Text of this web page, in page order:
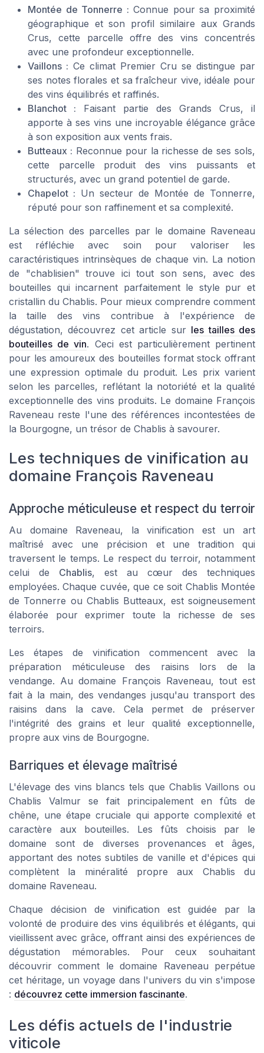
Montée de Tonnerre : Connue pour sa proximité
géographique et son profil similaire aux Grands
Crus, cette parcelle offre des vins concentrés
avec une profondeur exceptionnelle.
Vaillons : Ce climat Premier Cru se distingue par
ses notes florales et sa fraîcheur vive, idéale pour
des vins équilibrés et raffinés.
Blanchot : Faisant partie des Grands Crus, il
apporte à ses vins une incroyable élégance grâce
à son exposition aux vents frais.
Butteaux : Reconnue pour la richesse de ses sols,
cette parcelle produit des vins puissants et
structurés, avec un grand potentiel de garde.
Chapelot : Un secteur de Montée de Tonnerre,
réputé pour son raffinement et sa complexité.
La sélection des parcelles par le domaine Raveneau
est réfléchie avec soin pour valoriser les
caractéristiques intrinsèques de chaque vin. La notion
de "chablisien" trouve ici tout son sens, avec des
bouteilles qui incarnent parfaitement le style pur et
cristallin du Chablis. Pour mieux comprendre comment
la taille des vins contribue à l'expérience de
dégustation, découvrez cet article sur les tailles des
bouteilles de vin. Ceci est particulièrement pertinent
pour les amoureux des bouteilles format stock offrant
une expression optimale du produit. Les prix varient
selon les parcelles, reflétant la notoriété et la qualité
exceptionnelle des vins produits. Le domaine François
Raveneau reste l'une des références incontestées de
la Bourgogne, un trésor de Chablis à savourer.
Les techniques de vinification au
domaine François Raveneau
Approche méticuleuse et respect du terroir
Au domaine Raveneau, la vinification est un art
maîtrisé avec une précision et une tradition qui
traversent le temps. Le respect du terroir, notamment
celui de Chablis, est au cœur des techniques
employées. Chaque cuvée, que ce soit Chablis Montée
de Tonnerre ou Chablis Butteaux, est soigneusement
élaborée pour exprimer toute la richesse de ses
terroirs.
Les étapes de vinification commencent avec la
préparation méticuleuse des raisins lors de la
vendange. Au domaine François Raveneau, tout est
fait à la main, des vendanges jusqu'au transport des
raisins dans la cave. Cela permet de préserver
l'intégrité des grains et leur qualité exceptionnelle,
propre aux vins de Bourgogne.
Barriques et élevage maîtrisé
L'élevage des vins blancs tels que Chablis Vaillons ou
Chablis Valmur se fait principalement en fûts de
chêne, une étape cruciale qui apporte complexité et
caractère aux bouteilles. Les fûts choisis par le
domaine sont de diverses provenances et âges,
apportant des notes subtiles de vanille et d'épices qui
complètent la minéralité propre aux Chablis du
domaine Raveneau.
Chaque décision de vinification est guidée par la
volonté de produire des vins équilibrés et élégants, qui
vieillissent avec grâce, offrant ainsi des expériences de
dégustation mémorables. Pour ceux souhaitant
découvrir comment le domaine Raveneau perpétue
cet héritage, un voyage dans l'univers du vin s'impose
: découvrez cette immersion fascinante.
Les défis actuels de l'industrie
viticole